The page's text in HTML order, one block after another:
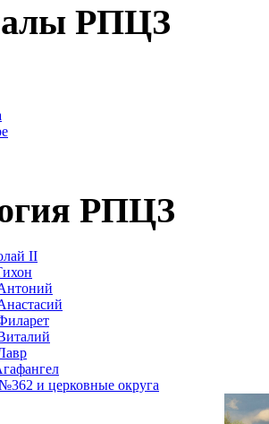
РПЦЗ
РПЦЗ
II
и церковные округа